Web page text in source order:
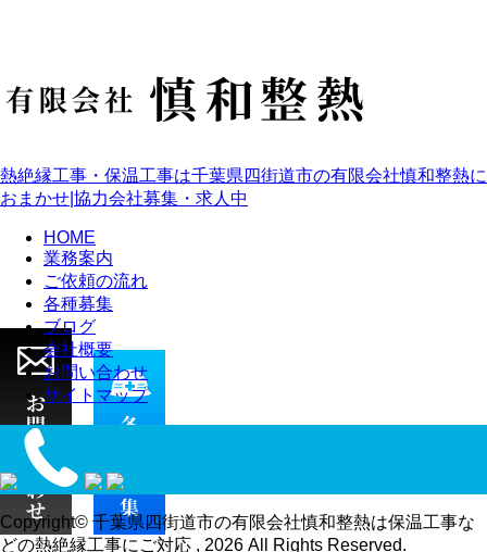
熱絶縁工事・保温工事は千葉県四街道市の有限会社慎和整熱に
おまかせ|協力会社募集・求人中
HOME
業務案内
ご依頼の流れ
各種募集
ブログ
会社概要
お問い合わせ
サイトマップ
Copyright© 千葉県四街道市の有限会社慎和整熱は保温工事な
どの熱絶縁工事にご対応 , 2026 All Rights Reserved.